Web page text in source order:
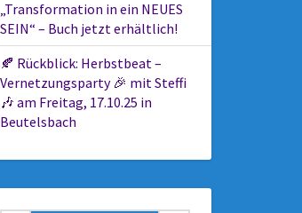
„Transformation in ein NEUES
SEIN“ – Buch jetzt erhältlich!
🍂 Rückblick: Herbstbeat –
Vernetzungsparty 🎉 mit Steffi
🎶 am Freitag, 17.10.25 in
Beutelsbach